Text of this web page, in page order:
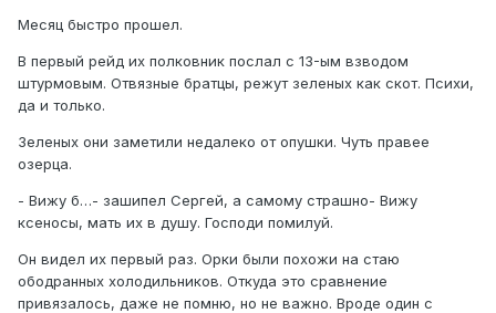
Месяц быстро прошел.
В первый рейд их полковник послал с 13-ым взводом
штурмовым. Отвязные братцы, режут зеленых как скот. Психи,
да и только.
Зеленых они заметили недалеко от опушки. Чуть правее
озерца.
- Вижу б…- зашипел Сергей, а самому страшно- Вижу
ксеносы, мать их в душу. Господи помилуй.
Он видел их первый раз. Орки были похожи на стаю
ободранных холодильников. Откуда это сравнение
привязалось, даже не помню, но не важно. Вроде один с